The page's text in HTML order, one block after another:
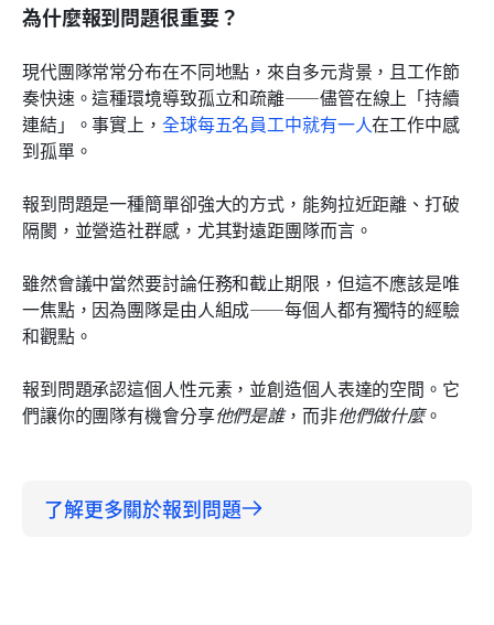
為什麼報到問題很重要？
現代團隊常常分布在不同地點，來自多元背景，且工作節
奏快速。這種環境導致孤立和疏離——儘管在線上「持續
連結」。事實上， 全球每五名員工中就有一人在工作中感
到孤單。
報到問題是一種簡單卻強大的方式，能夠拉近距離、打破
隔閡，並營造社群感，尤其對遠距團隊而言。
雖然會議中當然要討論任務和截止期限，但這不應該是唯
一焦點，因為團隊是由人組成——每個人都有獨特的經驗
和觀點。
報到問題承認這個人性元素，並創造個人表達的空間。它
們讓你的團隊有機會分享他們是誰，而非他們做什麼。
了解更多關於報到問題